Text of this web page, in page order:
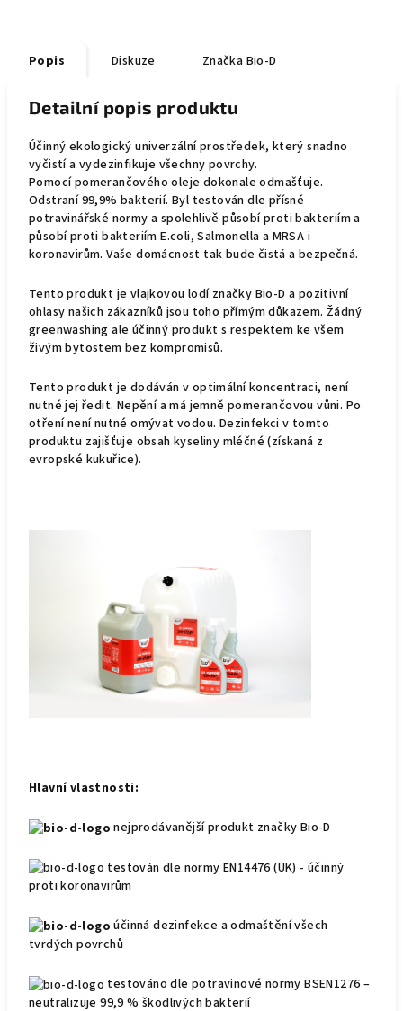
Popis Diskuze Značka Bio-D
Detailní popis produktu
Účinný ekologický univerzální prostředek, který snadno
vyčistí a vydezinfikuje všechny povrchy.
Pomocí pomerančového oleje dokonale odmašťuje.
Odstraní 99,9% bakterií. Byl testován dle přísné
potravinářské normy a spolehlivě působí proti bakteriíma
působí proti bakteriím E.coli, Salmonella a MRSA i
koronavirům.Vaše domácnost tak bude čistá a bezpečná.
Tento produkt je vlajkovou lodí značky Bio-D a pozitivní
ohlasy našich zákazníků jsou toho přímým důkazem. Žádný
greenwashing ale účinný produkt s respektem ke všem
živým bytostem bez kompromisů.
Tento produkt je dodáván v optimální koncentraci, není
nutné jej ředit. Nepění a má jemně pomerančovou vůni. Po
otření není nutné omývat vodou. Dezinfekci v tomto
produktu zajišťuje obsah kyseliny mléčné (získaná z
evropské kukuřice).
Hlavní vlastnosti:
nejprodávanější produkt značky Bio-D
testován dle normy EN14476 (UK) - účinný
proti koronavirům
účinná dezinfekce a odmaštění všech
tvrdých povrchů
testováno dle potravinové normy BSEN1276 –
neutralizuje 99,9 % škodlivých bakterií